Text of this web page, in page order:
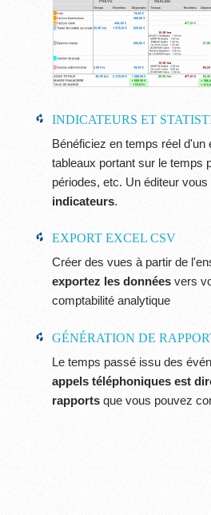
INDICATEURS ET
Bénéficiez en temps réel d'un
tableaux portant sur le temps
périodes, etc. Un éditeur
indicateurs.
EXPORT EXCEL CSV
Créer des vues à partir de
exportez les données vers
comptabilité analytique
GÉNÉRATION DE
Le temps passé issu des
appels téléphoniques est
rapportsque vous pouvez